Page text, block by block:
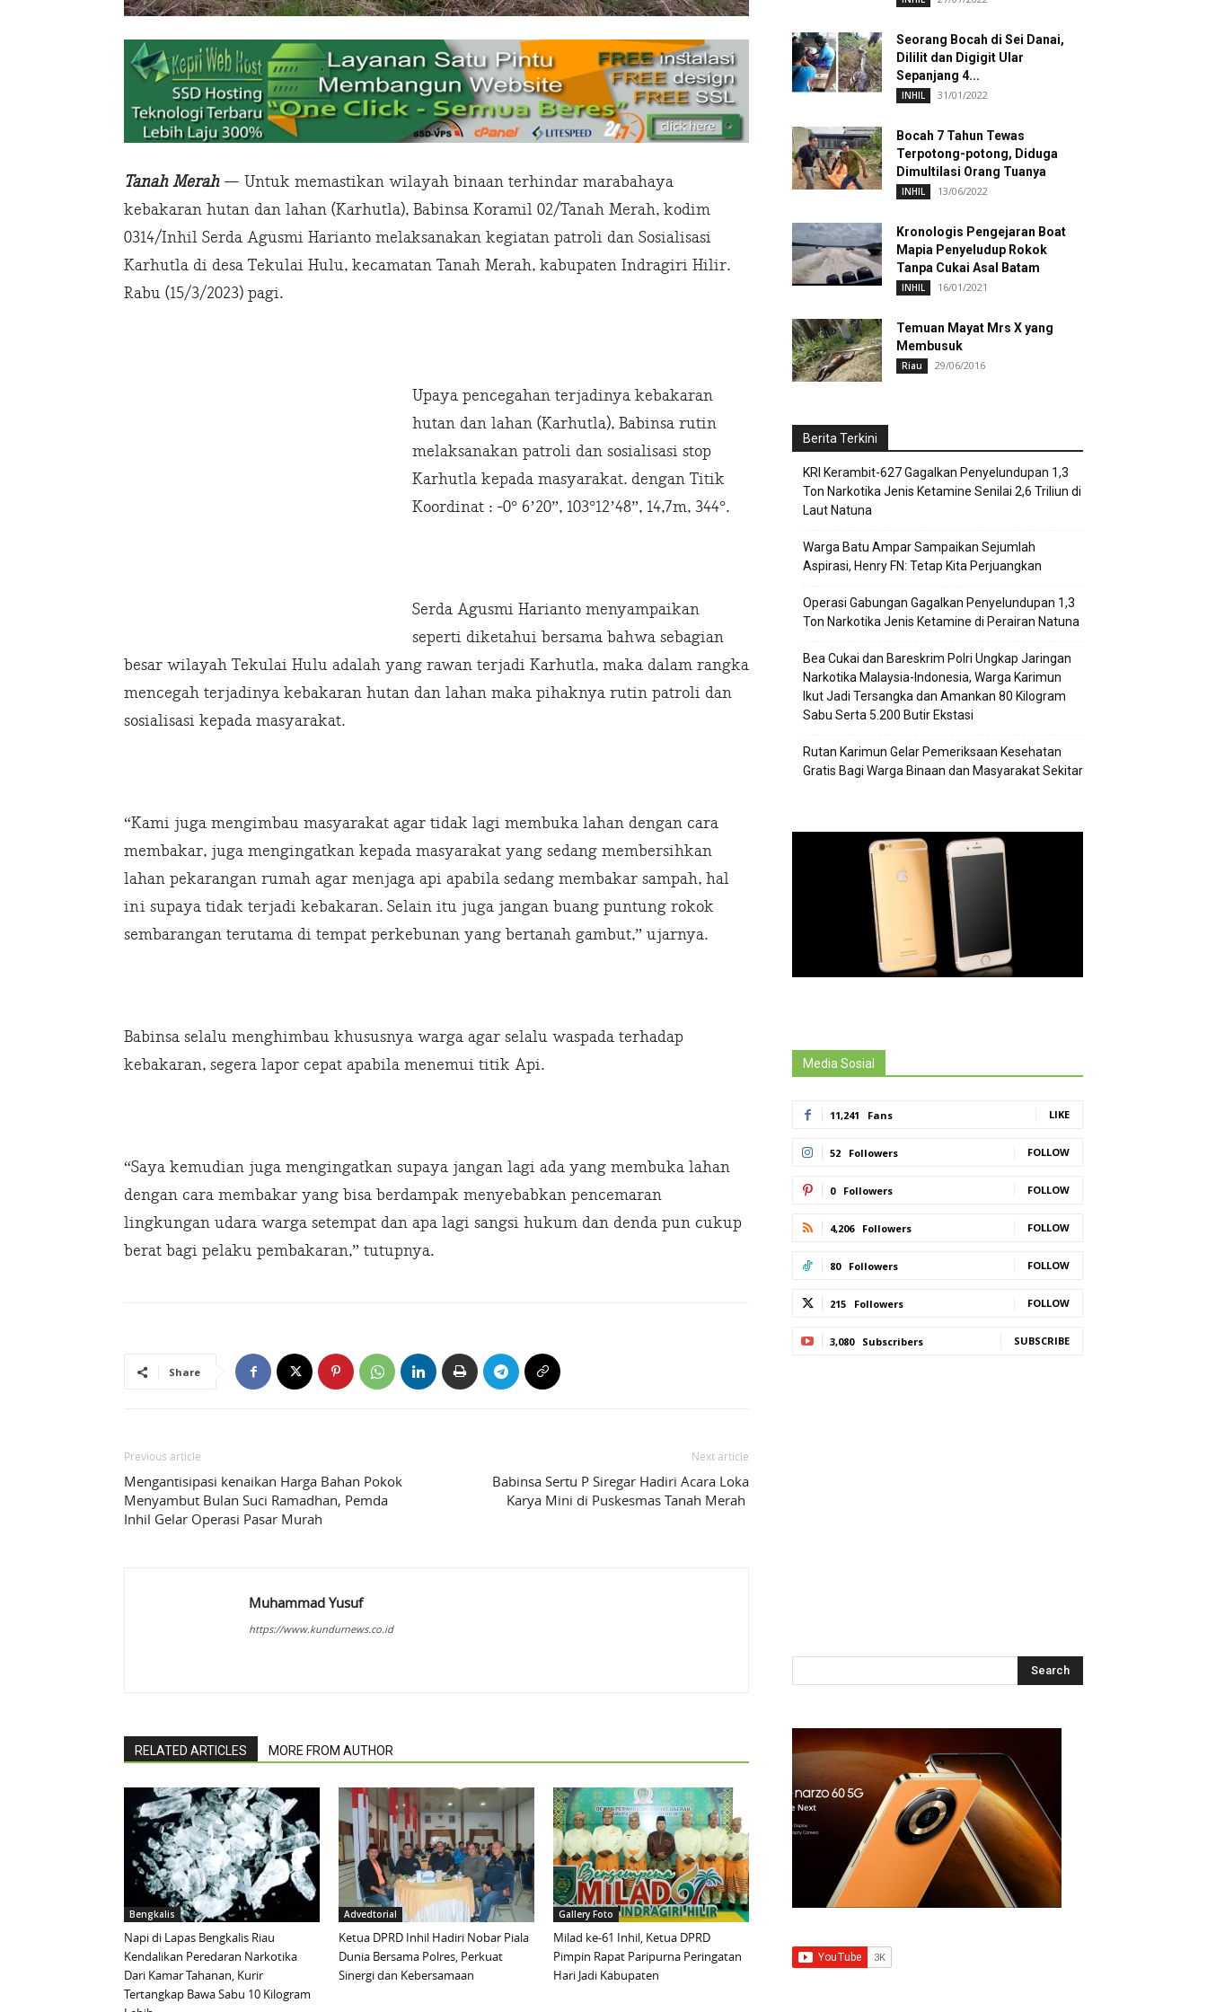
Tanah Merah— Untuk memastikan wilayah binaan terhindar marabahaya
kebakaran hutan dan lahan (Karhutla), Babinsa Koramil 02/Tanah Merah, kodim
0314/Inhil Serda Agusmi Harianto melaksanakan kegiatan patroli dan Sosialisasi
Karhutla di desa Tekulai Hulu, kecamatan Tanah Merah, kabupaten Indragiri Hilir.
Rabu (15/3/2023) pagi.
Upaya pencegahan terjadinya kebakaran
hutan dan lahan (Karhutla), Babinsa rutin
melaksanakan patroli dan sosialisasi stop
Karhutla kepada masyarakat. dengan Titik
Koordinat : -0° 6’20”, 103°12’48”, 14,7m, 344°.
Serda Agusmi Harianto menyampaikan
seperti diketahui bersama bahwa sebagian
besar wilayah Tekulai Hulu adalah yang rawan terjadi Karhutla, maka dalam rangka
mencegah terjadinya kebakaran hutan dan lahan maka pihaknya rutin patroli dan
sosialisasi kepada masyarakat.
“Kami juga mengimbau masyarakat agar tidak lagi membuka lahan dengan cara
membakar, juga mengingatkan kepada masyarakat yang sedang membersihkan
lahan pekarangan rumah agar menjaga api apabila sedang membakar sampah, hal
ini supaya tidak terjadi kebakaran. Selain itu juga jangan buang puntung rokok
sembarangan terutama di tempat perkebunan yang bertanah gambut,” ujarnya.
Babinsa selalu menghimbau khususnya warga agar selalu waspada terhadap
kebakaran, segera lapor cepat apabila menemui titik Api.
“Saya kemudian juga mengingatkan supaya jangan lagi ada yang membuka lahan
dengan cara membakar yang bisa berdampak menyebabkan pencemaran
lingkungan udara warga setempat dan apa lagi sangsi hukum dan denda pun cukup
berat bagi pelaku pembakaran,” tutupnya.
Share
Previous article
Mengantisipasi kenaikan Harga Bahan Pokok
Menyambut Bulan Suci Ramadhan, Pemda
Inhil Gelar Operasi Pasar Murah
Next article
Babinsa Sertu P Siregar Hadiri Acara Loka
Karya Mini di Puskesmas Tanah Merah
Muhammad Yusuf
https://www.kundurnews.co.id
RELATED ARTICLES MORE FROM AUTHOR
Bengkalis
Napi di Lapas Bengkalis Riau
Kendalikan Peredaran Narkotika
Dari Kamar Tahanan, Kurir
Tertangkap Bawa Sabu 10 Kilogram
Advedtorial
Ketua DPRD Inhil Hadiri Nobar Piala
Dunia Bersama Polres, Perkuat
Sinergi dan Kebersamaan
Gallery Foto
Milad ke-61 Inhil, Ketua DPRD
Pimpin Rapat Paripurna Peringatan
Hari Jadi Kabupaten
Seorang Bocah di Sei Danai,
Dililit dan Digigit Ular
Sepanjang 4...
INHIL 31/01/2022
Bocah 7 Tahun Tewas
Terpotong-potong, Diduga
Dimultilasi Orang Tuanya
INHIL 13/06/2022
Kronologis Pengejaran Boat
Mapia Penyeludup Rokok
Tanpa Cukai Asal Batam
INHIL 16/01/2021
Temuan Mayat Mrs X yang
Membusuk
Riau 29/06/2016
Berita Terkini
KRI Kerambit-627 Gagalkan Penyelundupan 1,3
Ton Narkotika Jenis Ketamine Senilai 2,6 Triliun di
Laut Natuna
Warga Batu Ampar Sampaikan Sejumlah
Aspirasi, Henry FN: Tetap Kita Perjuangkan
Operasi Gabungan Gagalkan Penyelundupan 1,3
Ton Narkotika Jenis Ketamine di Perairan Natuna
Bea Cukai dan Bareskrim Polri Ungkap Jaringan
Narkotika Malaysia-Indonesia, Warga Karimun
Ikut Jadi Tersangka dan Amankan 80 Kilogram
Sabu Serta 5.200 Butir Ekstasi
Rutan Karimun Gelar Pemeriksaan Kesehatan
Gratis Bagi Warga Binaan dan Masyarakat Sekitar
Media Sosial
11,241 Fans LIKE
52 Followers FOLLOW
0 Followers FOLLOW
4,206 Followers FOLLOW
80 Followers FOLLOW
215 Followers FOLLOW
3,080 Subscribers SUBSCRIBE